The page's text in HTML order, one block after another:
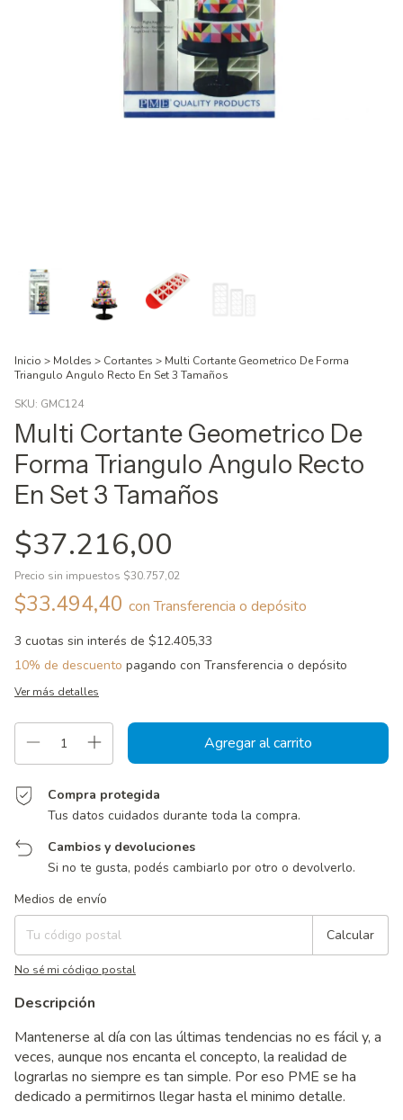
Inicio > Moldes > Cortantes > Multi Cortante Geometrico De Forma
Triangulo Angulo Recto En Set 3 Tamaños
SKU: GMC124
Multi Cortante Geometrico De
Forma Triangulo Angulo Recto
En Set 3 Tamaños
$37.216,00
Precio sin impuestos $30.757,02
$33.494,40 con Transferencia o depósito
3 cuotas sin interés de $12.405,33
10% de descuento pagando con Transferencia o depósito
Ver más detalles
Compra protegida
Tus datos cuidados durante toda la compra.
Cambios y devoluciones
Si no te gusta, podés cambiarlo por otro o devolverlo.
Entregas para el CP:
Medios de envío
Calcular
No sé mi código postal
Descripción
Mantenerse al día con las últimas tendencias no es fácil y, a
veces, aunque nos encanta el concepto, la realidad de
lograrlas no siempre es tan simple. Por eso PME se ha
dedicado a permitirnos llegar hasta el minimo detalle.